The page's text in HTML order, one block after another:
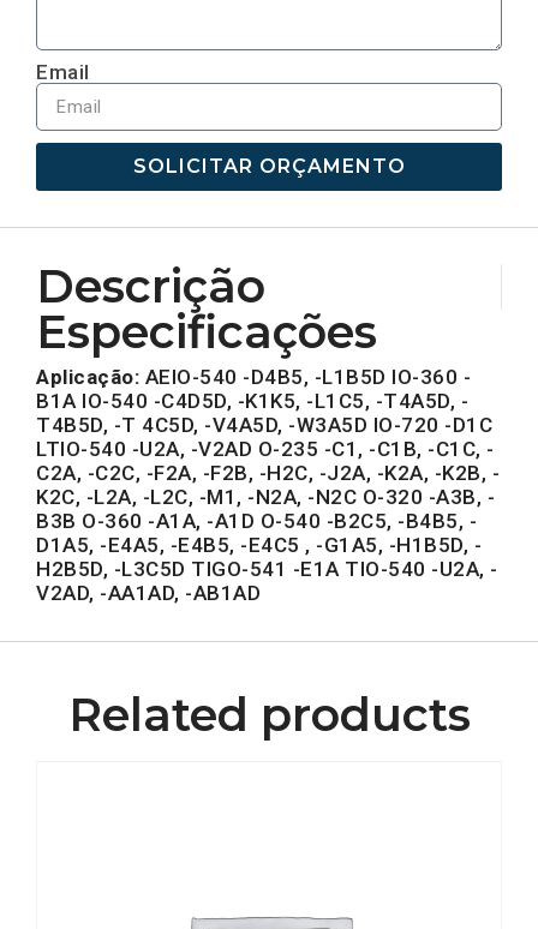
Email
SOLICITAR ORÇAMENTO
Descrição
Especificações
Aplicação: AEIO-540 -D4B5, -L1B5D IO-360 -
B1A IO-540 -C4D5D, -K1K5, -L1C5, -T4A5D, -
T4B5D, -T 4C5D, -V4A5D, -W3A5D IO-720 -D1C
LTIO-540 -U2A, -V2AD O-235 -C1, -C1B, -C1C, -
C2A, -C2C, -F2A, -F2B, -H2C, -J2A, -K2A, -K2B, -
K2C, -L2A, -L2C, -M1, -N2A, -N2C O-320 -A3B, -
B3B O-360 -A1A, -A1D O-540 -B2C5, -B4B5, -
D1A5, -E4A5, -E4B5, -E4C5 , -G1A5, -H1B5D, -
H2B5D, -L3C5D TIGO-541 -E1A TIO-540 -U2A, -
V2AD, -AA1AD, -AB1AD
Related products